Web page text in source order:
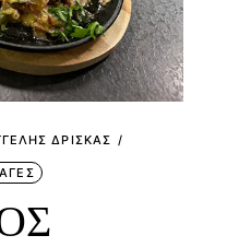
ΔΡΙΣΚΑΣ